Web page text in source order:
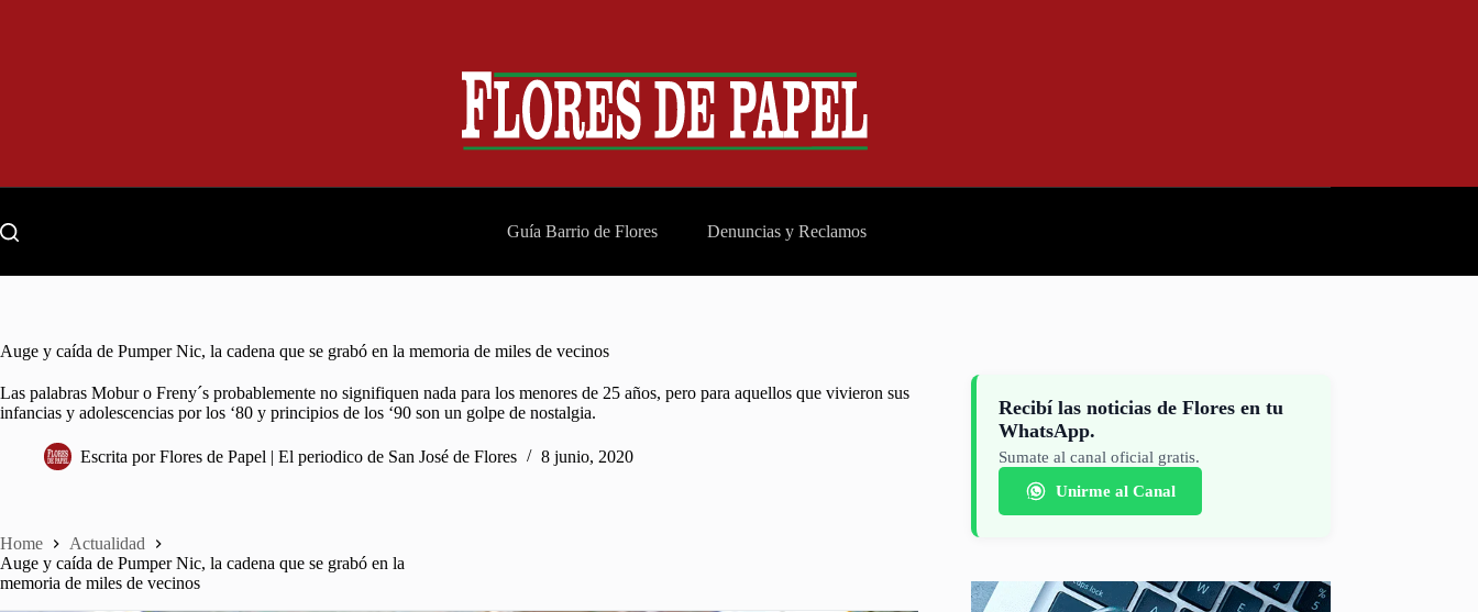
Guía Barrio de Flores Denuncias y Reclamos
Auge y caída de Pumper Nic, la cadena que se grabó en la memoria de miles de vecinos
Las palabras Mobur o Freny´s probablemente no signifiquen nada para los menores de 25 años, pero para aquellos que vivieron sus
infancias y adolescencias por los ‘80 y principios de los ‘90 son un golpe de nostalgia.
Escrita por Flores de Papel | El periodico de San José de Flores 8 junio, 2020
Home
Actualidad
Auge y caída de Pumper Nic, la cadena que se grabó en la
memoria de miles de vecinos
Recibí las noticias de Flores en tu
WhatsApp.
Sumate al canal oficial gratis.
Unirme al Canal